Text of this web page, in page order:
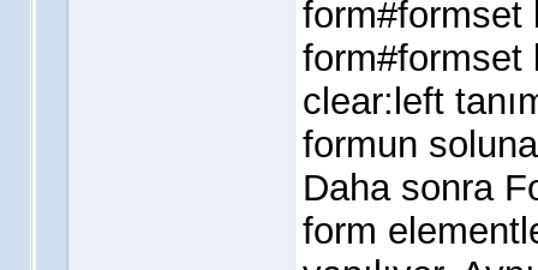
form#formset
form#formset
clear:left
formun
Daha sonra
form